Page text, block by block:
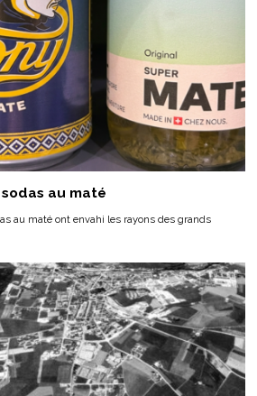
au maté
au maté ont envahi les rayons des grands